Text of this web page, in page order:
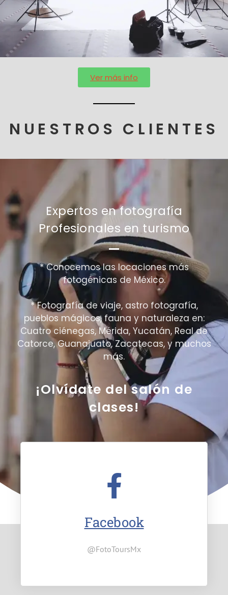
Ver más info
NUESTROS CLIENTES
Expertos en fotografía
Profesionales en turismo
* Conocemos las locaciones más
fotogénicas de México.
* Fotografía de viaje, astro fotografía,
pueblos mágicos, fauna y naturaleza en:
Cuatro ciénegas, Mérida, Yucatán, Real de
Catorce, Guanajuato, Zacatecas, y muchos
más.
¡Olvídate del salón de
clases!
Facebook
@FotoToursMx